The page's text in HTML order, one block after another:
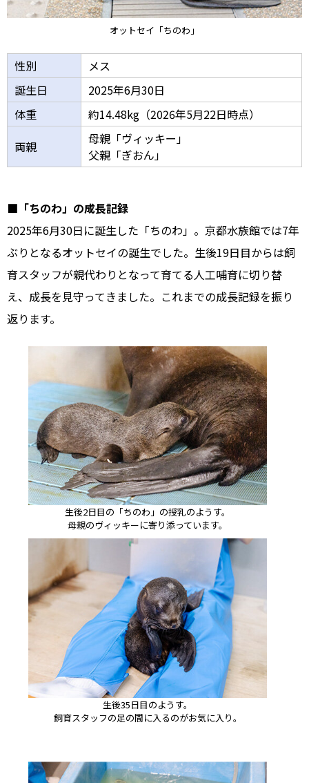
オットセイ「ちのわ」
性別
メス
誕生日
2025年6月30日
体重
約14.48kg（2026年5月22日時点）
両親
母親「ヴィッキー」
父親「ぎおん」
■「ちのわ」の成長記録
2025年6月30日に誕生した「ちのわ」。京都水族館では7年
ぶりとなるオットセイの誕生でした。生後19日目からは飼
育スタッフが親代わりとなって育てる人工哺育に切り替
え、成長を見守ってきました。これまでの成長記録を振り
返ります。
生後2日目の「ちのわ」の授乳のようす。
母親のヴィッキーに寄り添っています。
生後35日目のようす。
飼育スタッフの足の間に入るのがお気に入り。